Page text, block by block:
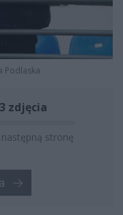
Podlaska
zdjęcia
stronę